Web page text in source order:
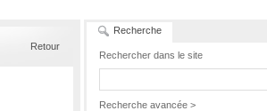
Retour
Recherche
Rechercher dans le site
Recherche avancée >
Pratique